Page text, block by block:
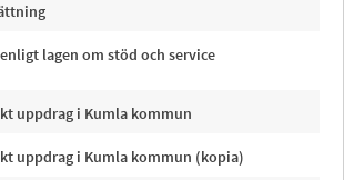
lagen om stöd och service
uppdrag i Kumla kommun
uppdrag i Kumla kommun (kopia)